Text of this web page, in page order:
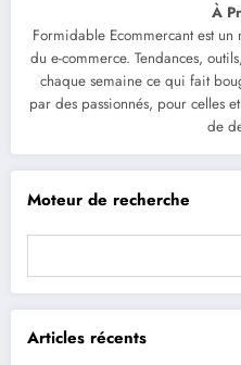
À
Formidable Ecommercant est
du e-commerce. Tendances,
chaque semaine ce qui fait
par des passionnés, pour celles
de
Moteur de recherche
Articles récents